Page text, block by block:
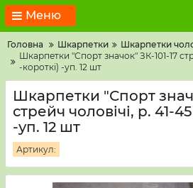
Меню
Головна Шкарпетки Шкарпетки
Шкарпетки "Спорт значок" ЗК-101-17
-короткі) -уп. 12 шт
Шкарпетки "Спорт
стрейч чоловічі, р. 41-
-уп. 12 шт
Артикул: